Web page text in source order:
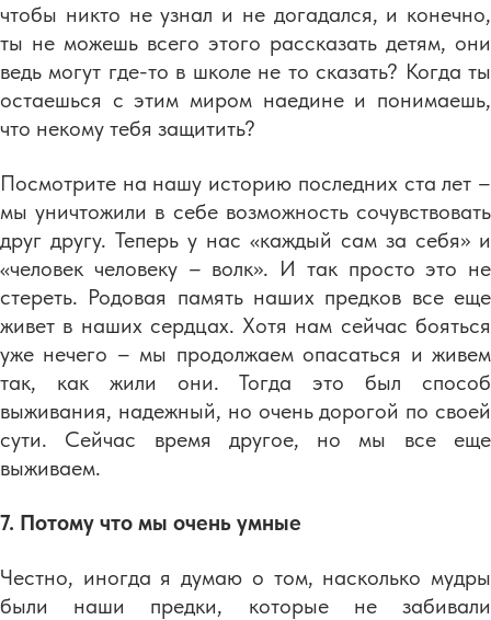
чтобы никто не узнал и не догадался, и конечно,
ты не можешь всего этого рассказать детям, они
ведь могут где-то в школе не то сказать? Когда ты
остаешься с этим миром наедине и понимаешь,
что некому тебя защитить?
Посмотрите на нашу историю последних ста лет –
мы уничтожили в себе возможность сочувствовать
друг другу. Теперь у нас «каждый сам за себя» и
«человек человеку – волк». И так просто это не
стереть. Родовая память наших предков все еще
живет в наших сердцах. Хотя нам сейчас бояться
уже нечего – мы продолжаем опасаться и живем
так, как жили они. Тогда это был способ
выживания, надежный, но очень дорогой по своей
сути. Сейчас время другое, но мы все еще
выживаем.
7. Потому что мы очень умные
Честно, иногда я думаю о том, насколько мудры
были наши предки, которые не забивали